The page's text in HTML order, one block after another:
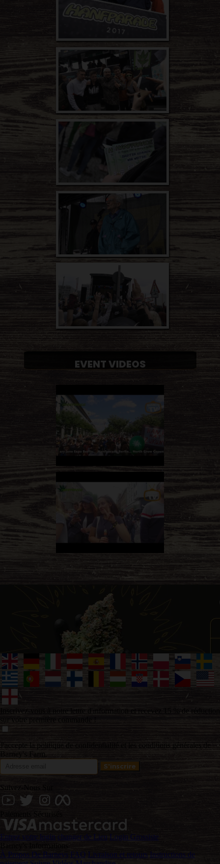
EVENT VIDEOS
Inscrivez-vous à notre lettre d'information et recevez 15 % de réduction
sur votre première commande !
J'accepte la politique de confidentialité et les conditions générales de
Barney's Farm.
Suivez-Nous Sur
Entrez votre login changer de Lieu
Login Grossiste
À Propos De Barneys FAQ Livraison et retours Instructions de